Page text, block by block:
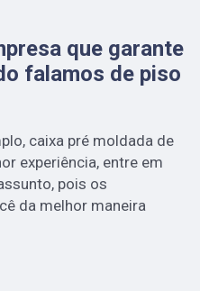
que garante
falamos de piso
caixa pré moldada de
experiência, entre em
pois os
da melhor maneira